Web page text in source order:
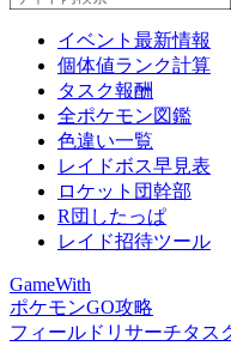
イベント最新情報
個体値ランク計算
タスク報酬
全ポケモン図鑑
色違い一覧
レイドボス早見表
ロケット団幹部
R団したっぱ
レイド招待ツール
GameWith
ポケモンGO攻略
フィールドリサーチタス